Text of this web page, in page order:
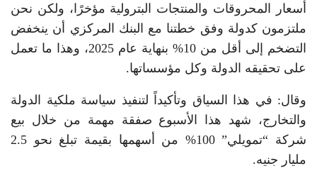
أسعار المحروقات والمنتجات البترولية مؤخرًا، ولكن نحن
ملتزمون كدولة وفق خطتنا مع البنك المركزي أن ينخفض
التضخم إلى أقل من 10% بنهاية عام 2025، وهذا ما تعمل
على تحقيقه الدولة وكل مؤسساتها.
وقال: في هذا السياق وتأكيداً لتنفيذ سياسة ملكية الدولة
والتخارج، شهد هذا الأسبوع صفقة مهمة من خلال بيع
شركة “تمويلي” 100% من أسهمها بقيمة تبلغ نحو 2.5
مليار جنيه.